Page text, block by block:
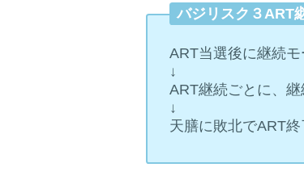
バジリスク３ART
ART当選後に継続モ
↓
ART継続ごとに、
↓
天膳に敗北でART終